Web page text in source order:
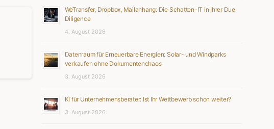
WeTransfer, Dropbox, Mailanhang: Die Schatten-IT in Ihrer Due
Diligence
4. August 2026
Datenraum für Erneuerbare Energien: Solar- und Windparks
verkaufen ohne Dokumentenchaos
3. August 2026
KI für Unternehmensberater: Ist Ihr Wettbewerb schon weiter?
3. August 2026